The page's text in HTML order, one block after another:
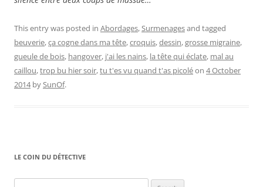
This entry was posted in Abordages,Surmenagesand tagged
beuverie,ça cogne dans ma tête,croquis,dessin,grosse migraine,
gueule de bois, hangover, j'ai les nains, la tête qui éclate, mal au
caillou,trop bu hier soir,tu t'es vu quand t'as picoléon 4 October
2014bySunOf.
LE COIN DU DÉTECTIVE